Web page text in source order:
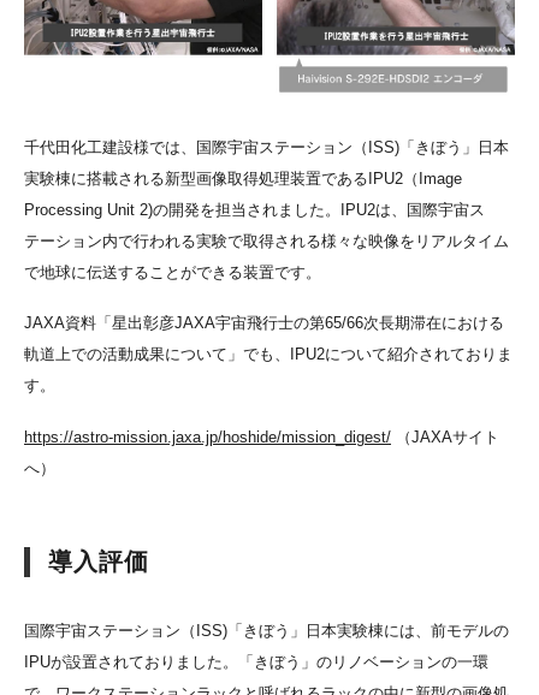
千代田化工建設様では、国際宇宙ステーション（ISS)「きぼう」日本
実験棟に搭載される新型画像取得処理装置であるIPU2（Image
Processing Unit 2)の開発を担当されました。IPU2は、国際宇宙ス
テーション内で行われる実験で取得される様々な映像をリアルタイム
で地球に伝送することができる装置です。
JAXA資料「星出彰彦JAXA宇宙飛行士の第65/66次長期滞在における
軌道上での活動成果について」でも、IPU2について紹介されておりま
す。
https://astro-mission.jaxa.jp/hoshide/mission_digest/ （JAXAサイト
へ）
導入評価
国際宇宙ステーション（ISS)「きぼう」日本実験棟には、前モデルの
IPUが設置されておりました。「きぼう」のリノベーションの一環